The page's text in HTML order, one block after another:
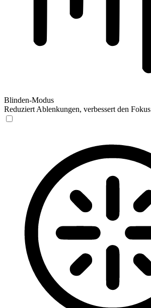
Blinden-Modus
Reduziert Ablenkungen, verbessert den Fokus